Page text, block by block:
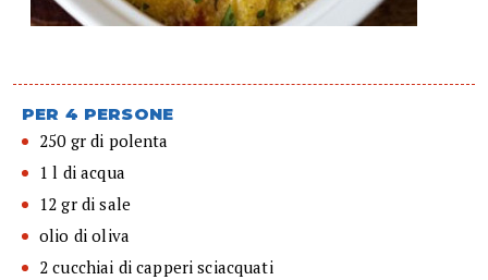
PER 4 PERSONE
250 gr di polenta
1 l di acqua
12 gr di sale
olio di oliva
2 cucchiai di capperi sciacquati